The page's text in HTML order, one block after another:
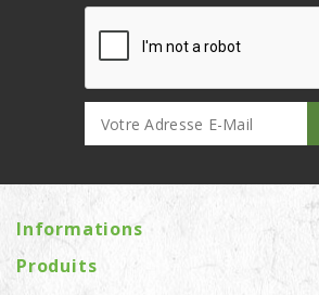
Informations
Produits